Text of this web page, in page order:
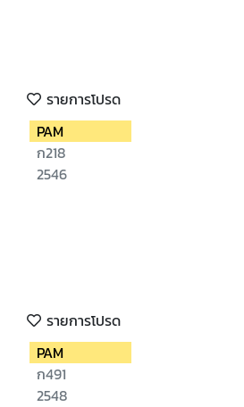
รายการโปรด
PAM
ก218
2546
รายการโปรด
PAM
ก491
2548